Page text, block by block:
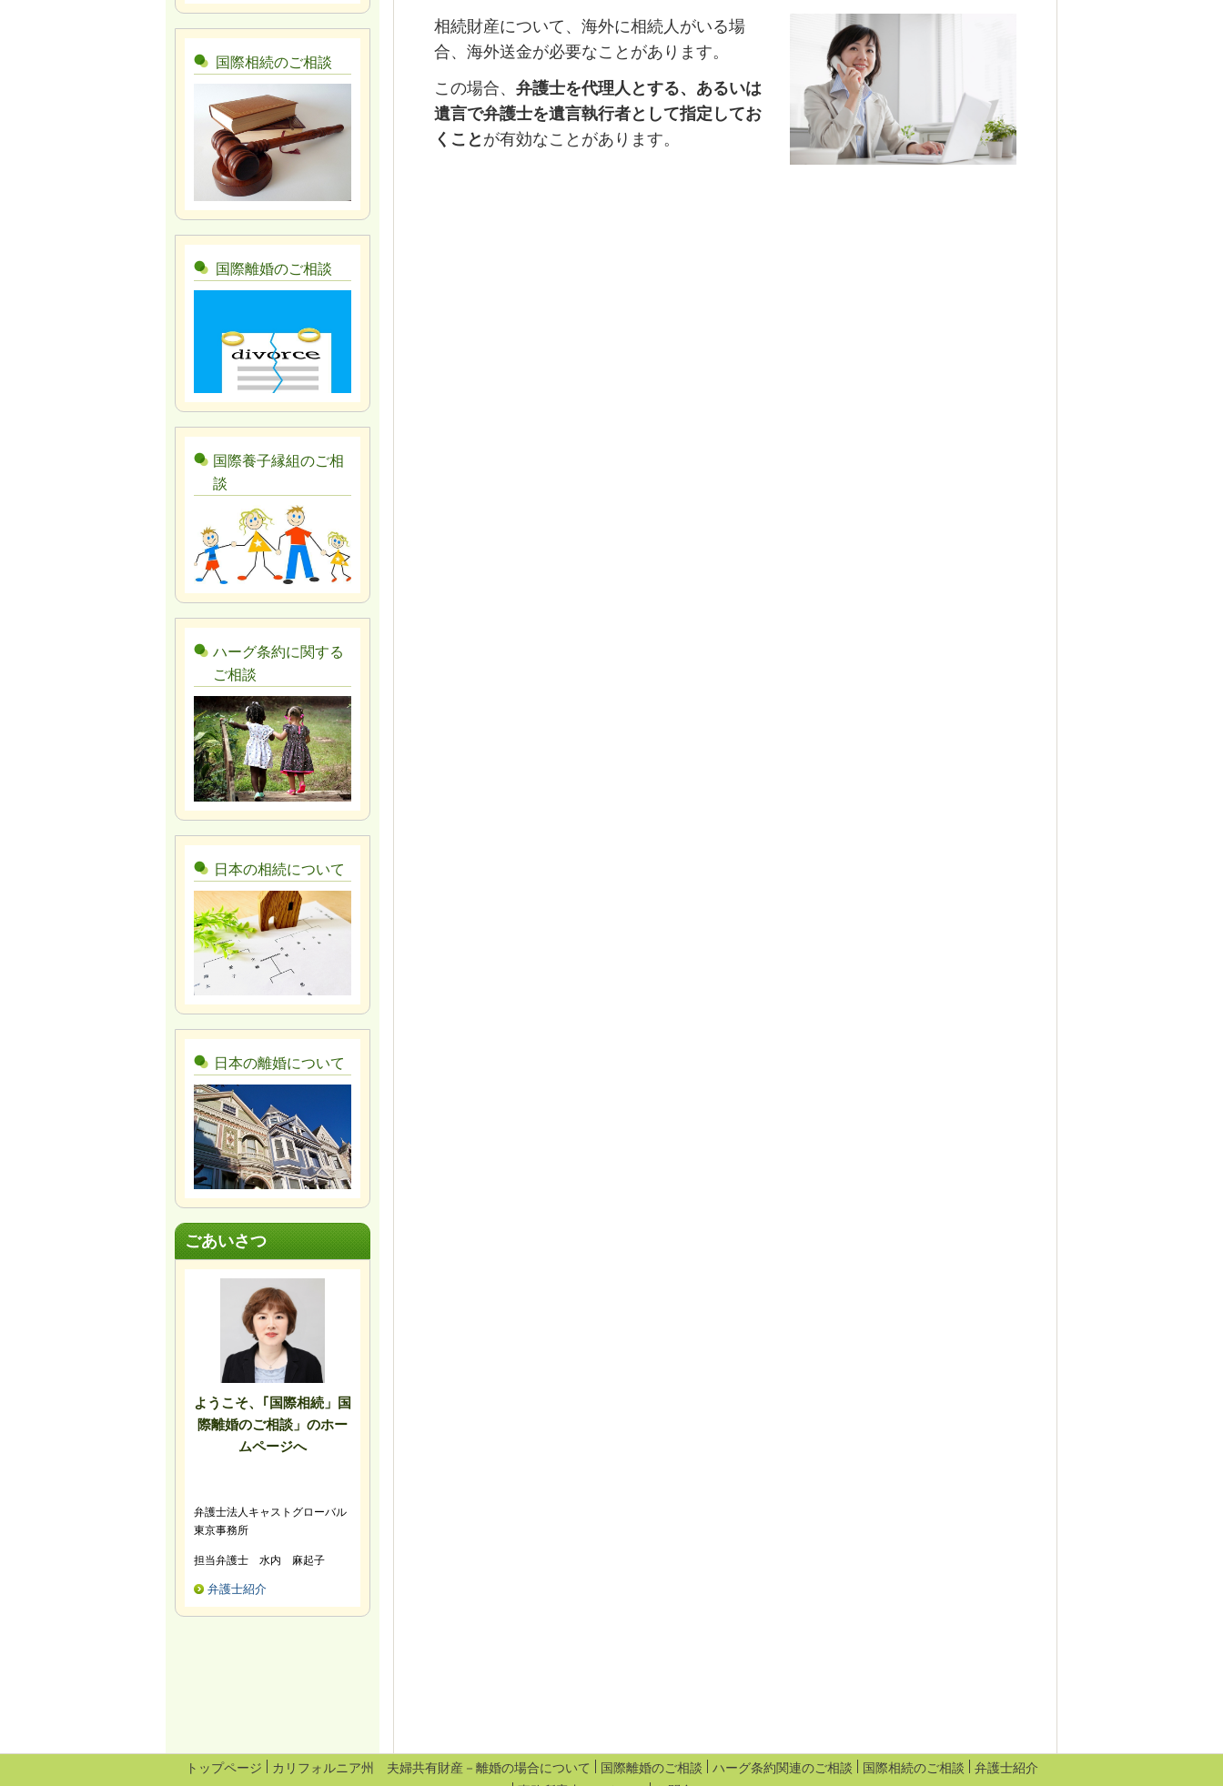
相続財産について、海外に相続人がいる場
合、海外送金が必要なことがあります。
この場合、 弁護士を代理人とする、あるいは
遺言で弁護士を遺言執行者として指定してお
くこと が有効なことがあります。
国際相続のご相談
国際離婚のご相談
国際養子縁組のご相
談
ハーグ条約に関する
ご相談
日本の相続について
日本の離婚について
ごあいさつ
ようこそ、｢国際相続」国
際離婚のご相談」のホー
ムページへ
弁護士法人キャストグローバル
東京事務所
担当弁護士 水内 麻起子
弁護士紹介
トップページ カリフォルニア州 夫婦共有財産－離婚の場合について 国際離婚のご相談 ハーグ条約関連のご相談 国際相続のご相談
弁護士紹介